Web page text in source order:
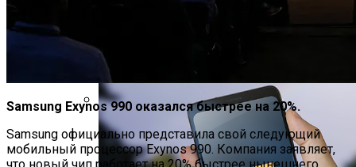
В Нидерландах Придумали Способ
Очистить Реки От Пластика
Samsung Exynos 990 оказался быстрее на 20%.
Samsung официально представила свой следующий
мобильный процессор Exynos 990. Компания заявляет,
что новый чип работает на 20% быстрее нынешнего